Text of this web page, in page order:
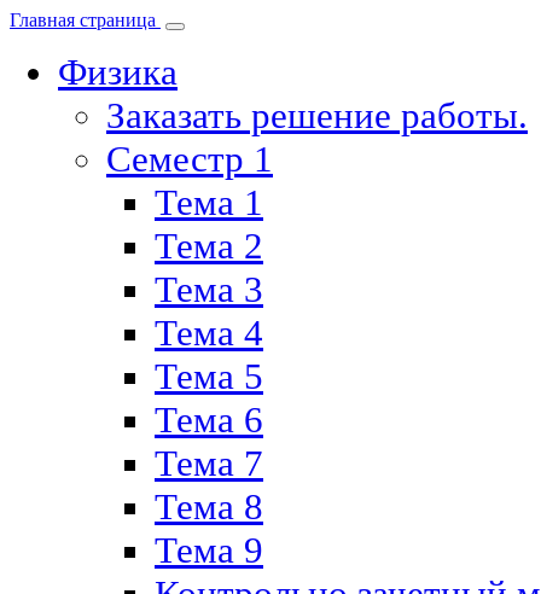
Главная страница
Физика
Заказать решение работы.
Семестр 1
Тема 1
Тема 2
Тема 3
Тема 4
Тема 5
Тема 6
Тема 7
Тема 8
Тема 9